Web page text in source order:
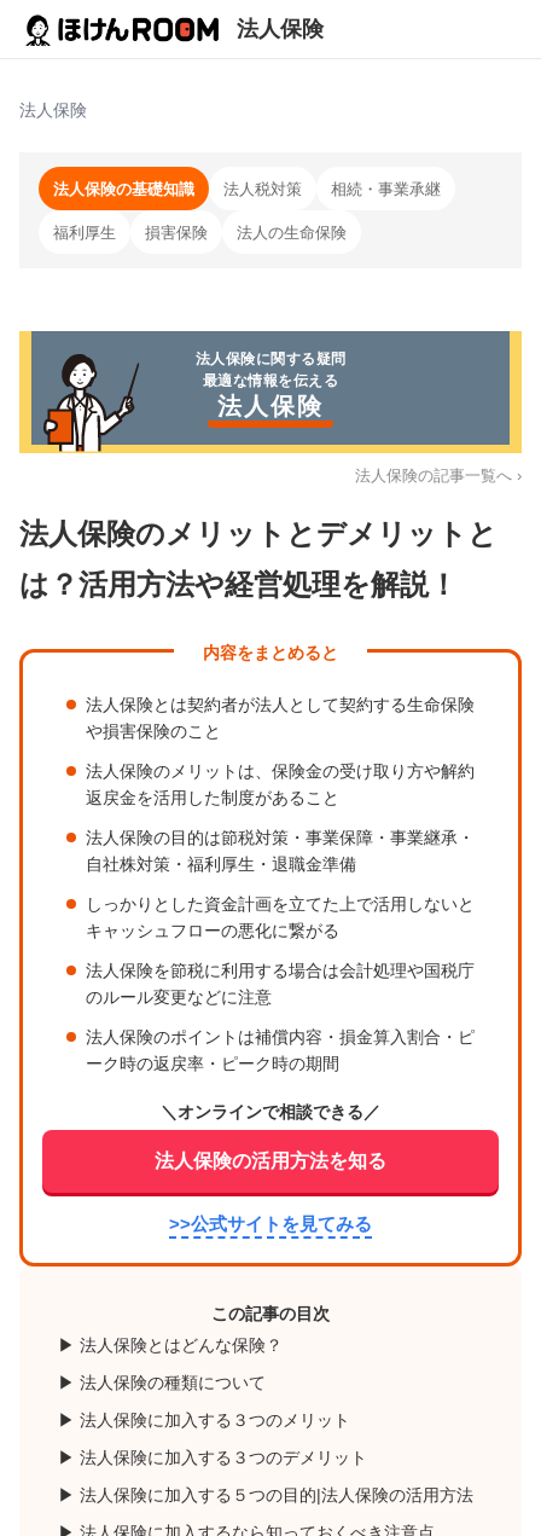
法人保険
法人保険
法人保険の基礎知識 法人税対策 相続・事業承継
福利厚生 損害保険 法人の生命保険
法人保険に関する疑問
最適な情報を伝える
法人保険
法人保険の記事一覧へ ›
法人保険のメリットとデメリットと
は？活用方法や経営処理を解説！
内容をまとめると
法人保険とは契約者が法人として契約する生命保険
や損害保険のこと
法人保険のメリットは、保険金の受け取り方や解約
返戻金を活用した制度があること
法人保険の目的は節税対策・事業保障・事業継承・
自社株対策・福利厚生・退職金準備
しっかりとした資金計画を立てた上で活用しないと
キャッシュフローの悪化に繋がる
法人保険を節税に利用する場合は会計処理や国税庁
のルール変更などに注意
法人保険のポイントは補償内容・損金算入割合・ピ
ーク時の返戻率・ピーク時の期間
＼オンラインで相談できる／
法人保険の活用方法を知る
>>公式サイトを見てみる
この記事の目次
法人保険とはどんな保険？
法人保険の種類について
法人保険に加入する３つのメリット
法人保険に加入する３つのデメリット
法人保険に加入する５つの目的|法人保険の活用方法